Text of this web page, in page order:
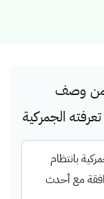
وصف
الجمركية
بانتظام
مع أحدث